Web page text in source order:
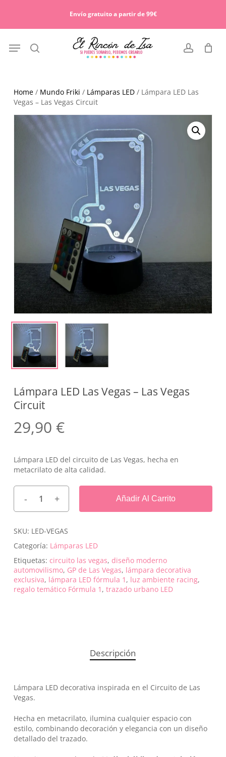
Envío gratuito a partir de 99€
search account
Menu
Cart
Home/ Mundo Friki / Lámparas LED/ Lámpara LED Las
Vegas – Las Vegas Circuit
Lámpara LED Las Vegas – Las Vegas
Circuit
29,90 €
Lámpara LED del circuito de Las Vegas, hecha en
metacrilato de alta calidad.
Añadir Al Carrito
SKU: LED-VEGAS
Categoría: Lámparas LED
Etiquetas: circuito las vegas, diseño moderno
automovilismo, GP de Las Vegas, lámpara decorativa
exclusiva, lámpara LED fórmula 1 , luz ambiente racing,
regalo temático Fórmula 1 , trazado urbano LED
Descripción
Lámpara LED decorativa inspirada en el Circuito de Las
Vegas.
Hecha en metacrilato, ilumina cualquier espacio con
estilo, combinando decoración y elegancia con un diseño
detallado del trazado.